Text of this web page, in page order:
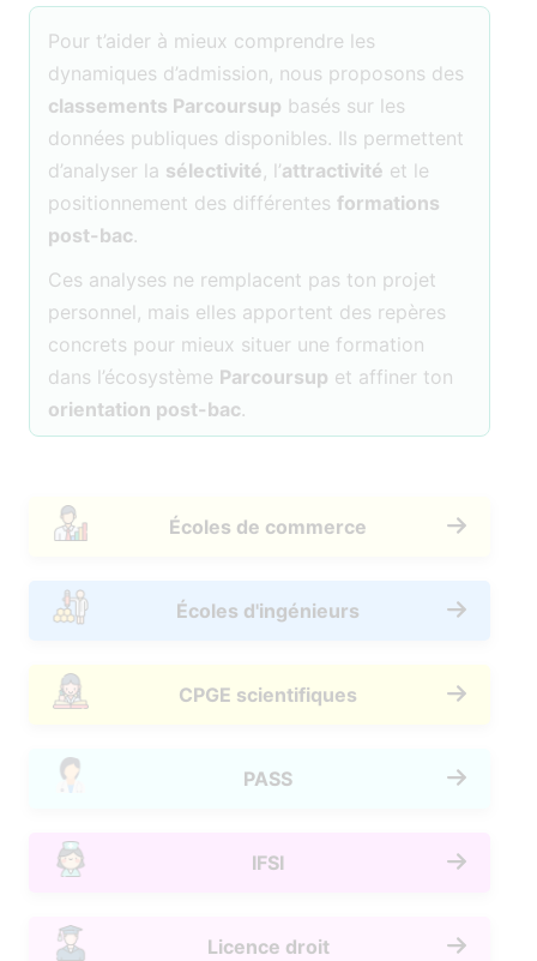
Pour t’aider à mieux comprendre les
dynamiques d’admission, nous proposons des
classements Parcoursup basés sur les
données publiques disponibles. Ils permettent
d’analyser la sélectivité, l’attractivité et le
positionnement des différentes formations
post-bac.
Ces analyses ne remplacent pas ton projet
personnel, mais elles apportent des repères
concrets pour mieux situer une formation
dans l’écosystème Parcoursup et affiner ton
orientation post-bac.
Écoles de commerce
Écoles d'ingénieurs
CPGE scientifiques
PASS
IFSI
Licence droit